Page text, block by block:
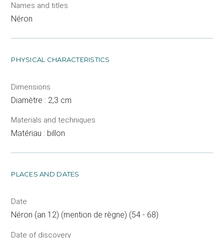
Names and titles
Néron
PHYSICAL CHARACTERISTICS
Dimensions
Diamètre : 2,3 cm
Materials and techniques
Matériau : billon
PLACES AND DATES
Date
Néron (an 12) (mention de règne) (54 - 68)
Date of discovery